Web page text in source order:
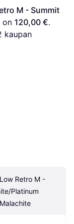
M - Summit
on 120,00 €.
kaupan
Retro M -
Platinum